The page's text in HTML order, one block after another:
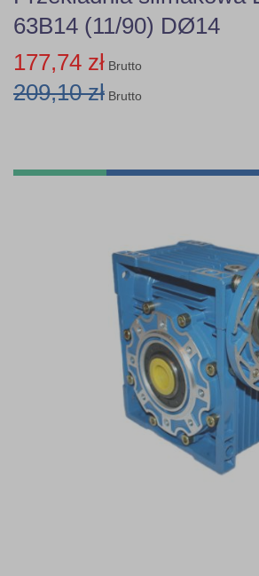
63B14 (11/90) DØ14
177,74 zł Brutto
209,10 zł Brutto